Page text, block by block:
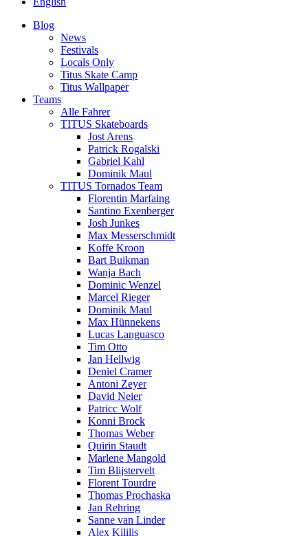
Blog
News
Festivals
Locals Only
Titus Skate Camp
Titus Wallpaper
Teams
Alle Fahrer
TITUS Skateboards
Jost Arens
Patrick Rogalski
Gabriel Kahl
Dominik Maul
TITUS Tornados Team
Florentin Marfaing
Santino Exenberger
Josh Junkes
Max Messerschmidt
Koffe Kroon
Bart Buikman
Wanja Bach
Dominic Wenzel
Marcel Rieger
Dominik Maul
Max Hünnekens
Lucas Languasco
Tim Otto
Jan Hellwig
Deniel Cramer
Antoni Zeyer
David Neier
Patricc Wolf
Konni Brock
Thomas Weber
Quirin Staudt
Marlene Mangold
Tim Blijstervelt
Florent Tourdre
Thomas Prochaska
Jan Rehring
Sanne van Linder
Alex Kililis